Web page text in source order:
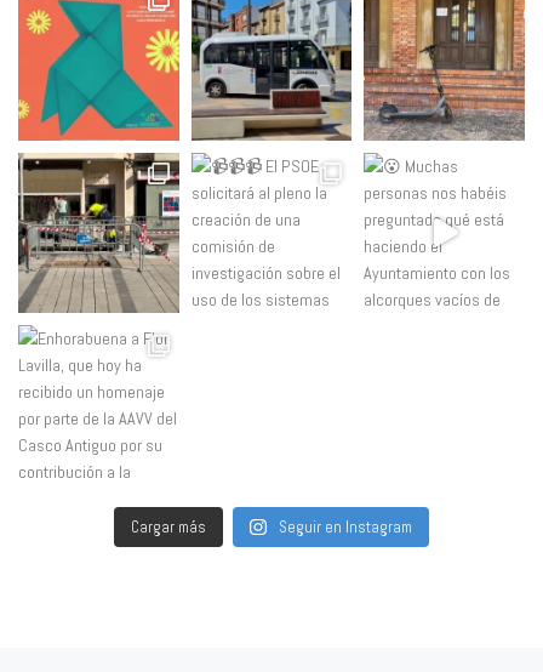
Cargar más Seguir en Instagram